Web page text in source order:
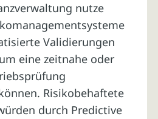
nutze
Validierungen
eine zeitnahe oder
Risikobehaftete
durch Predictive